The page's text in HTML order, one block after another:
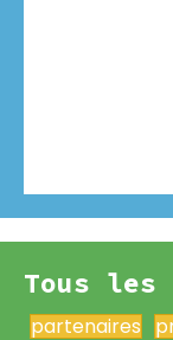
L’histoire
bruxelloise
Tous les
partenaires